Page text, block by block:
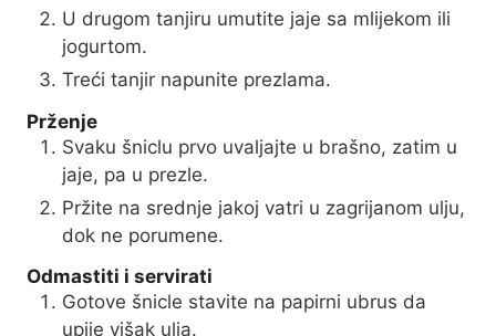
U drugom tanjiru umutite jaje sa mlijekom ili
jogurtom.
Treći tanjir napunite prezlama.
Prženje
Svaku šniclu prvo uvaljajte u brašno, zatim u
jaje, pa u prezle.
Pržite na srednje jakoj vatri u zagrijanom ulju,
dok ne porumene.
Odmastiti i servirati
Gotove šnicle stavite na papirni ubrus da
upije višak ulja.